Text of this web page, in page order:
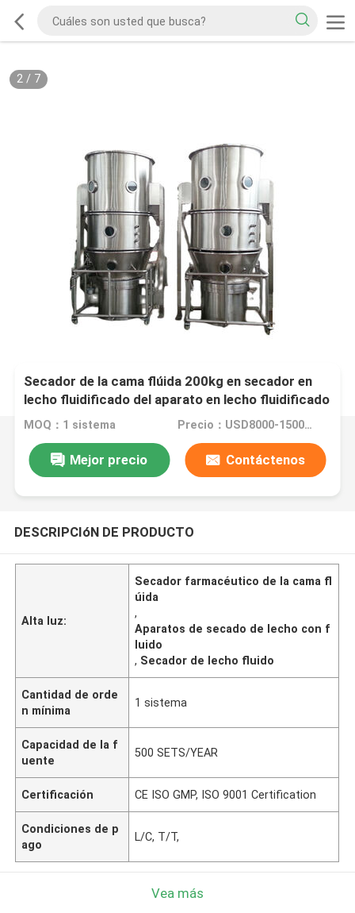
2/ 7
Secador de la cama flúida 200kg en secador en
lecho fluidificado del aparato en lecho fluidificado
farmacéutico
MOQ：1 sistema Precio：USD8000-150000/SET
Mejor precio Contáctenos
DESCRIPCIóN DE PRODUCTO
Alta luz:
Secador farmacéutico de la cama fl
úida
,
Aparatos de secado de lecho con f
luido
, Secador de lecho fluido
Cantidad de orde
n mínima
1 sistema
Capacidad de la f
uente
500 SETS/YEAR
Certificación CE ISO GMP, ISO 9001 Certification
Condiciones de p
ago
L/C, T/T,
Vea más